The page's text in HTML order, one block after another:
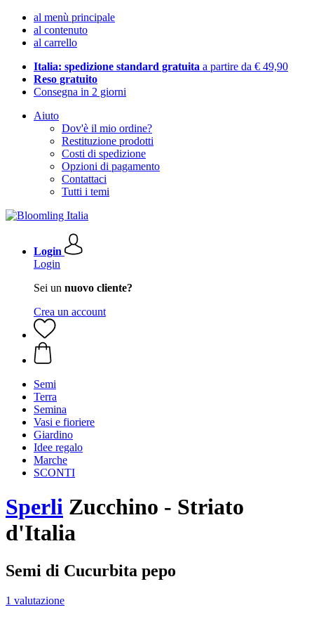
al menù principale
al contenuto
al carrello
Italia: spedizione standard gratuita a partire da € 49,90
Reso gratuito
Consegna in 2 giorni
Aiuto
Dov'è il mio ordine?
Restituzione prodotti
Costi di spedizione
Opzioni di pagamento
Contattaci
Tutti i temi
Login
Login
Sei un nuovo cliente?
Crea un account
Semi
Terra
Semina
Vasi e fioriere
Giardino
Idee regalo
Marche
SCONTI
Sperli Zucchino - Striato
d'Italia
Semi di Cucurbita pepo
1 valutazione